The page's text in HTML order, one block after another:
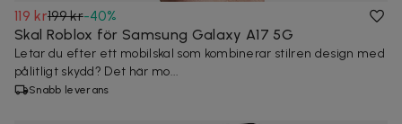
119 kr199 kr-40%
Skal Roblox för Samsung Galaxy A17 5G
Letar du efter ett mobilskal som kombinerar stilren design med
pålitligt skydd? Det här mo...
Snabb leverans